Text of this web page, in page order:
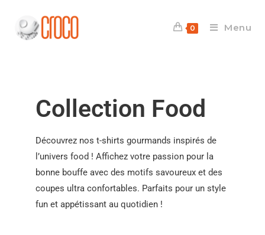
0 Menu
Collection Food
Découvrez nos t-shirts gourmands inspirés de
l’univers food ! Affichez votre passion pour la
bonne bouffe avec des motifs savoureux et des
coupes ultra confortables. Parfaits pour un style
fun et appétissant au quotidien !